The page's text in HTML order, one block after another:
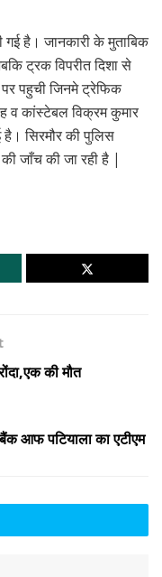
है। जानकारी के मुताबिक
ट्रक विपरीत दिशा से
पहुची जिनमे ट्रेफिक
व कांस्टेबल विक्रम कुमार
सिरमौर की पुलिस
जाँच की जा रही है |
की मौत
आफ पटियाला का एटीएम